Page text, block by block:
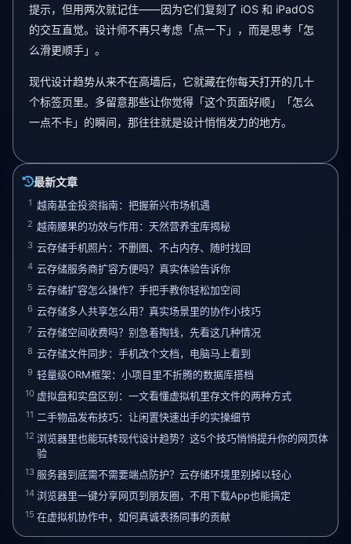
提示，但用两次就记住——因为它们复刻了 iOS 和 iPadOS
的交互直觉。设计师不再只考虑「点一下」，而是思考「怎
么滑更顺手」。
现代设计趋势从来不在高墙后，它就藏在你每天打开的几十
个标签页里。多留意那些让你觉得「这个页面好顺」「怎么
一点不卡」的瞬间，那往往就是设计悄悄发力的地方。
最新文章
1 越南基金投资指南：把握新兴市场机遇
2 越南腰果的功效与作用：天然营养宝库揭秘
3 云存储手机照片：不删图、不占内存、随时找回
4 云存储服务商扩容方便吗？真实体验告诉你
5 云存储扩容怎么操作？手把手教你轻松加空间
6 云存储多人共享怎么用？真实场景里的协作小技巧
7 云存储空间收费吗？别急着掏钱，先看这几种情况
8 云存储文件同步：手机改个文档，电脑马上看到
9 轻量级ORM框架：小项目里不折腾的数据库搭档
10 虚拟盘和实盘区别：一文看懂虚拟机里存文件的两种方式
11 二手物品发布技巧：让闲置快速出手的实操细节
12 浏览器里也能玩转现代设计趋势？这5个技巧悄悄提升你的网页体
验
13 服务器到底需不需要端点防护？云存储环境里别掉以轻心
14 浏览器里一键分享网页到朋友圈，不用下载App也能搞定
15 在虚拟机协作中，如何真诚表扬同事的贡献